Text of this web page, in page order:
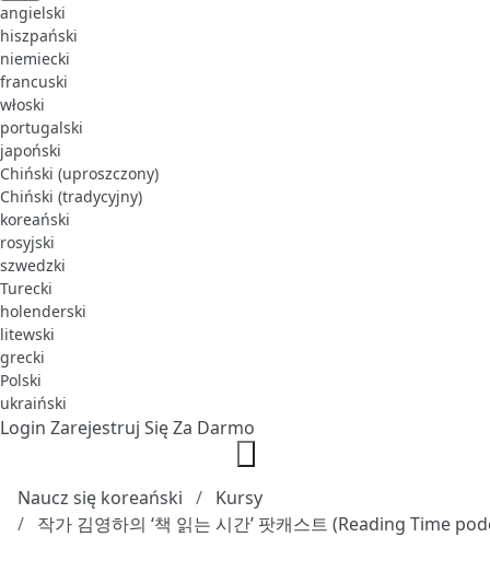
angielski
hiszpański
niemiecki
francuski
włoski
portugalski
japoński
Chiński (uproszczony)
Chiński (tradycyjny)
koreański
rosyjski
szwedzki
Turecki
holenderski
litewski
grecki
Polski
ukraiński
Login Zarejestruj Się Za Darmo
Naucz się koreański
Kursy
작가 김영하의 ‘책 읽는 시간’ 팟캐스트 (Reading Time